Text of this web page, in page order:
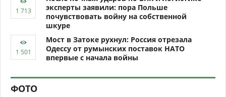
эксперты заявили: пора Польше
почувствовать войну на собственной
шкуре
Мост в Затоке рухнул: Россия отрезала
Одессу от румынских поставок НАТО
впервые с начала войны
ФОТО